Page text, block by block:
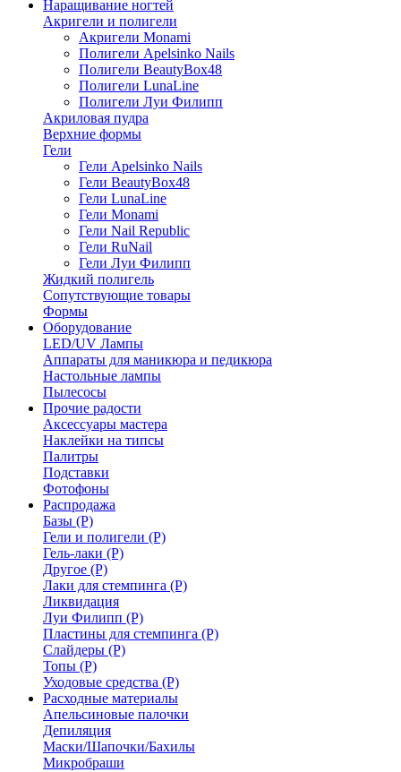
Наращивание ногтей
Акригели и полигели
Акригели Monami
Полигели Apelsinko Nails
Полигели BeautyBox48
Полигели LunaLine
Полигели Луи Филипп
Акриловая пудра
Верхние формы
Гели
Гели Apelsinko Nails
Гели BeautyBox48
Гели LunaLine
Гели Monami
Гели Nail Republic
Гели RuNail
Гели Луи Филипп
Жидкий полигель
Сопутствующие товары
Формы
Оборудование
LED/UV Лампы
Аппараты для маникюра и педикюра
Настольные лампы
Пылесосы
Прочие радости
Аксессуары мастера
Наклейки на типсы
Палитры
Подставки
Фотофоны
Распродажа
Базы (Р)
Гели и полигели (Р)
Гель-лаки (Р)
Другое (Р)
Лаки для стемпинга (Р)
Ликвидация
Луи Филипп (Р)
Пластины для стемпинга (Р)
Слайдеры (Р)
Топы (Р)
Уходовые средства (Р)
Расходные материалы
Апельсиновые палочки
Депиляция
Маски/Шапочки/Бахилы
Микробраши